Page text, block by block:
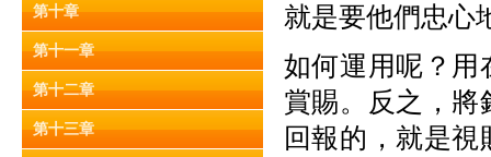
第十章
第十一章
第十二章
第十三章
就是要他們忠心
如何運用呢？用
賞賜。反之，將
回報的，就是